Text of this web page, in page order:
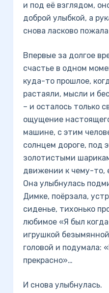
и под её взглядом,
доброй улыбкой, а
снова ласково
Впервые за долгое
счастье в одном
куда-то прошлое,
растаяли, мысли и
– и осталось только
ощущение
машине, с этим
солнцем дороге, под
золотистыми
движении к чему-то,
Она улыбнулась
Димке, поёрзала,
сиденье, тихонько
любимое «Я был
игрушкой
головой и подумала:
прекрасно»…
И снова улыбнулась.